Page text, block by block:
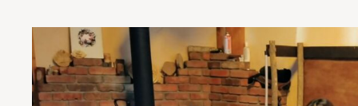
バケーション
その他